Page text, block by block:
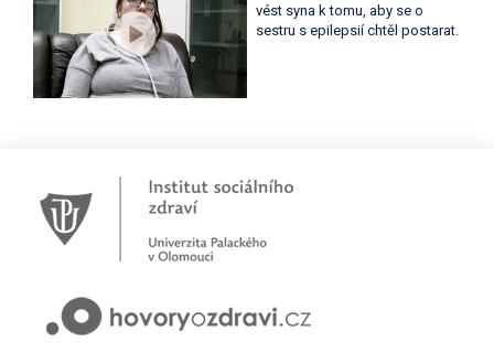
vést syna k tomu, aby se o
sestru s epilepsií chtěl postarat.